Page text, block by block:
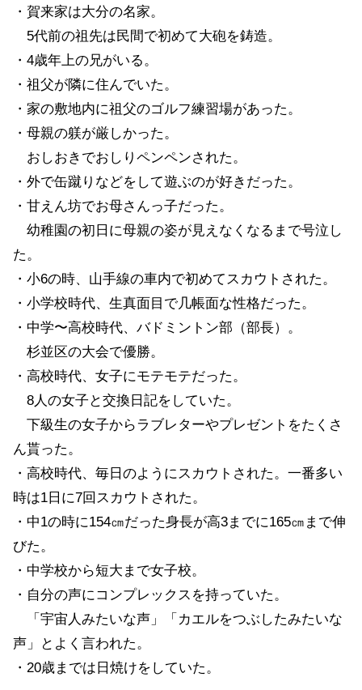
・賀来家は大分の名家。
5代前の祖先は民間で初めて大砲を鋳造。
・4歳年上の兄がいる。
・祖父が隣に住んでいた。
・家の敷地内に祖父のゴルフ練習場があった。
・母親の躾が厳しかった。
おしおきでおしりペンペンされた。
・外で缶蹴りなどをして遊ぶのが好きだった。
・甘えん坊でお母さんっ子だった。
幼稚園の初日に母親の姿が見えなくなるまで号泣し
た。
・小6の時、山手線の車内で初めてスカウトされた。
・小学校時代、生真面目で几帳面な性格だった。
・中学〜高校時代、バドミントン部（部長）。
杉並区の大会で優勝。
・高校時代、女子にモテモテだった。
8人の女子と交換日記をしていた。
下級生の女子からラブレターやプレゼントをたくさ
ん貰った。
・高校時代、毎日のようにスカウトされた。一番多い
時は1日に7回スカウトされた。
・中1の時に154㎝だった身長が高3までに165㎝まで伸
びた。
・中学校から短大まで女子校。
・自分の声にコンプレックスを持っていた。
「宇宙人みたいな声」「カエルをつぶしたみたいな
声」とよく言われた。
・20歳までは日焼けをしていた。